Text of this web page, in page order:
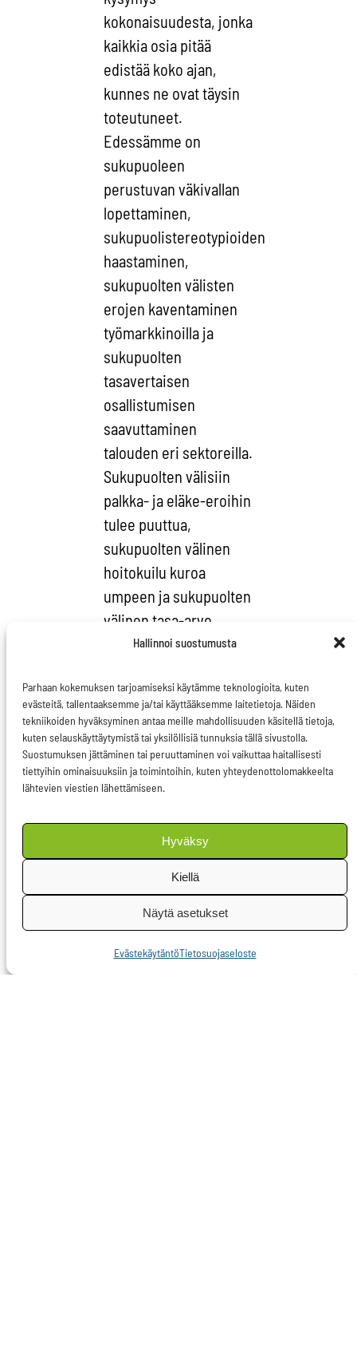
Hallinnoi suostumusta
Parhaan kokemuksen tarjoamiseksi käytämme teknologioita, kuten
evästeitä, tallentaaksemme ja/tai käyttääksemme laitetietoja. Näiden
tekniikoiden hyväksyminen antaa meille mahdollisuuden käsitellä tietoja,
kuten selauskäyttäytymistä tai yksilöllisiä tunnuksia tällä sivustolla.
Suostumuksen jättäminen tai peruuttaminen voi vaikuttaa haitallisesti
tiettyihin ominaisuuksiin ja toimintoihin, kuten yhteydenottolomakkeelta
lähtevien viestien lähettämiseen.
Hyväksy
Kiellä
Näytä asetukset
EvästekäytäntöTietosuojaseloste
kokonaisuudesta, jonka
kaikkia osia pitää
edistää koko ajan,
kunnes ne ovat täysin
toteutuneet.
Edessämme on
sukupuoleen
perustuvan väkivallan
lopettaminen,
sukupuolistereotypioiden
haastaminen,
sukupuolten välisten
erojen kaventaminen
työmarkkinoilla ja
sukupuolten
tasavertaisen
osallistumisen
saavuttaminen
talouden eri sektoreilla.
Sukupuolten välisiin
palkka- ja eläke-eroihin
tulee puuttua,
sukupuolten välinen
hoitokuilu kuroa
umpeen ja sukupuolten
välinen tasa-arvo
saavuttaa
politiikassa Euroopan-
laajuisesti.
Mietintö
sukupuolittuneen
torjua naisiin
kohdistuvaa
verkkoväkivaltaa ja
antaa komissiolle
suosituksia
jatkotoimiin.